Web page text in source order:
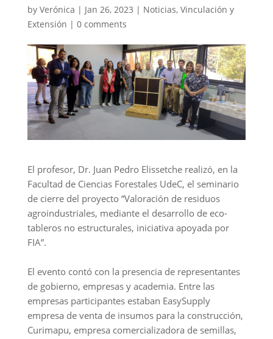
by Verónica | Jan 26, 2023 | Noticias, Vinculación y
Extensión | 0 comments
El profesor, Dr. Juan Pedro Elissetche realizó, en la
Facultad de Ciencias Forestales UdeC, el seminario
de cierre del proyecto “Valoración de residuos
agroindustriales, mediante el desarrollo de eco-
tableros no estructurales, iniciativa apoyada por
FIA”.
El evento contó con la presencia de representantes
de gobierno, empresas y academia. Entre las
empresas participantes estaban EasySupply
empresa de venta de insumos para la construcción,
Curimapu, empresa comercializadora de semillas,